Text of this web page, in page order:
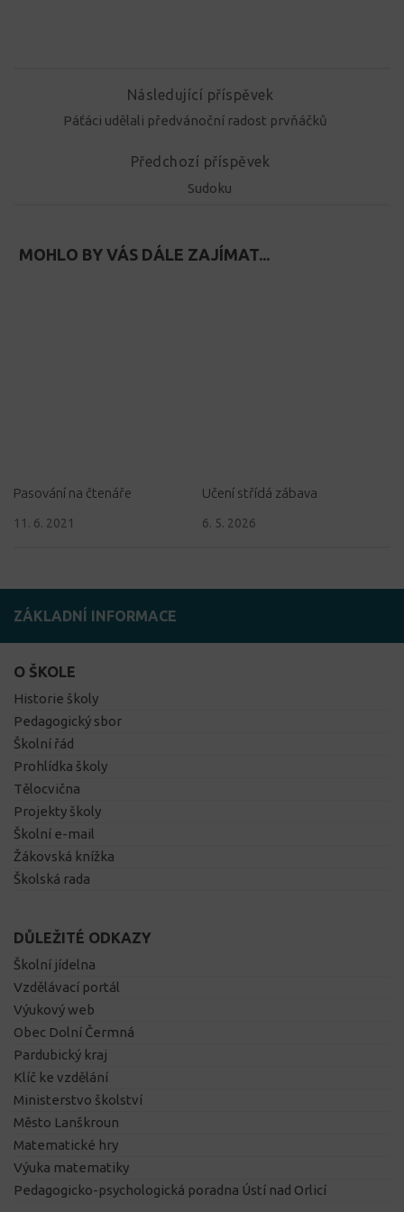
Následující příspěvek
Páťáci udělali předvánoční radost prvňáčků
Předchozí příspěvek
Sudoku
MOHLO BY VÁS DÁLE ZAJÍMAT...
Pasování na čtenáře
11. 6. 2021
Učení střídá zábava
6. 5. 2026
ZÁKLADNÍ INFORMACE
O ŠKOLE
Historie školy
Pedagogický sbor
Školní řád
Prohlídka školy
Tělocvična
Projekty školy
Školní e-mail
Žákovská knížka
Školská rada
DŮLEŽITÉ ODKAZY
Školní jídelna
Vzdělávací portál
Výukový web
Obec Dolní Čermná
Pardubický kraj
Klíč ke vzdělání
Ministerstvo školství
Město Lanškroun
Matematické hry
Výuka matematiky
Pedagogicko-psychologická poradna Ústí nad Orlicí